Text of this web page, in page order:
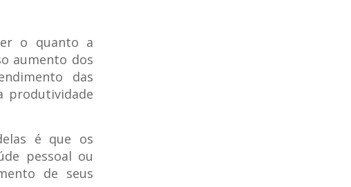
o quanto a
aumento dos
das
produtividade
é que os
pessoal ou
de seus